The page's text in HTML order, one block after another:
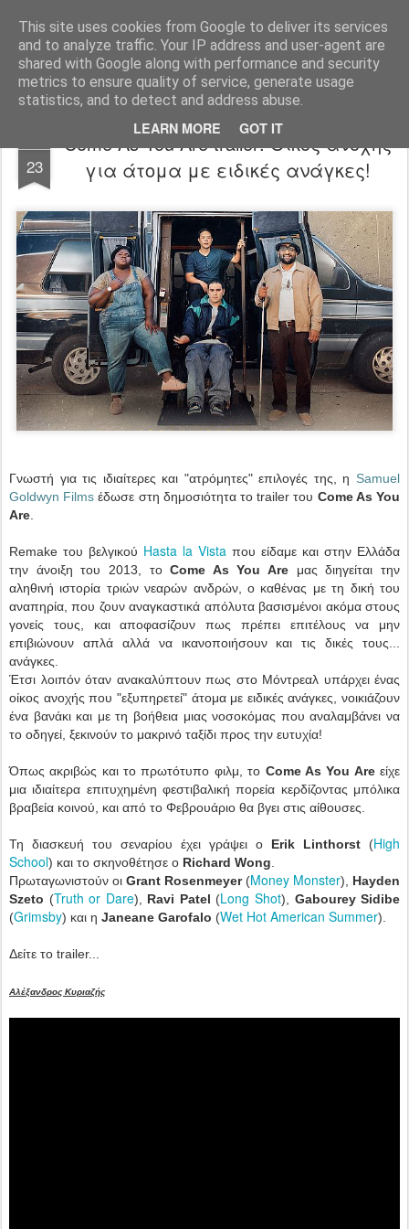
This site uses cookies from Google to deliver its services
and to analyze traffic. Your IP address and user-agent are
shared with Google along with performance and security
metrics to ensure quality of service, generate usage
statistics, and to detect and address abuse.
LEARN MORE GOT IT
FilmBoy
23
Come As You Are trailer: Οίκος ανοχής
για άτομα με ειδικές ανάγκες!
Γνωστή για τις ιδιαίτερες και "ατρόμητες" επιλογές της, η Samuel
Goldwyn Films έδωσε στη δημοσιότητα το trailer του Come As You
Are
Remake του βελγικού Hasta la Vista που είδαμε και στην Ελλάδα
την άνοιξη του 2013, τοCome As You Are μας διηγείται την
αληθινή ιστορία τριών νεαρών ανδρών, ο καθένας με τη δική του
αναπηρία, που ζουν αναγκαστικά απόλυτα βασισμένοι ακόμα στους
γονείς τους, και αποφασίζουν πως πρέπει επιτέλους να μην
επιβιώνουν απλά αλλά να ικανοποιήσουν και τις δικές τους...
ανάγκες.
Έτσι λοιπόν όταν ανακαλύπτουν πως στο Μόντρεαλ υπάρχει ένας
οίκος ανοχής που "εξυπηρετεί" άτομα με ειδικές ανάγκες, νοικιάζουν
ένα βανάκι και με τη βοήθεια μιας νοσοκόμας που αναλαμβάνει να
το οδηγεί, ξεκινούν το μακρινό ταξίδι προς την ευτυχία!
Όπως ακριβώς και το πρωτότυπο φιλμ, το Come As You Areείχε
μια ιδιαίτερα επιτυχημένη φεστιβαλική πορεία κερδίζοντας μπόλικα
βραβεία κοινού, και από το Φεβρουάριο θα βγει στις αίθουσες.
Τη διασκευή του σεναρίου έχει γράψει ο Erik Linthorst (High
School) και το σκηνοθέτησε ο Richard Wong
Πρωταγωνιστούν οι Grant Rosenmeyer(Money Monster), Hayden
Szeto (Truth or Dare), Ravi Patel (Long Shot), Gabourey Sidibe
(Grimsby) και η Janeane Garofalo (Wet Hot American Summer).
Δείτε το trailer...
Αλέξανδρος Κυριαζής